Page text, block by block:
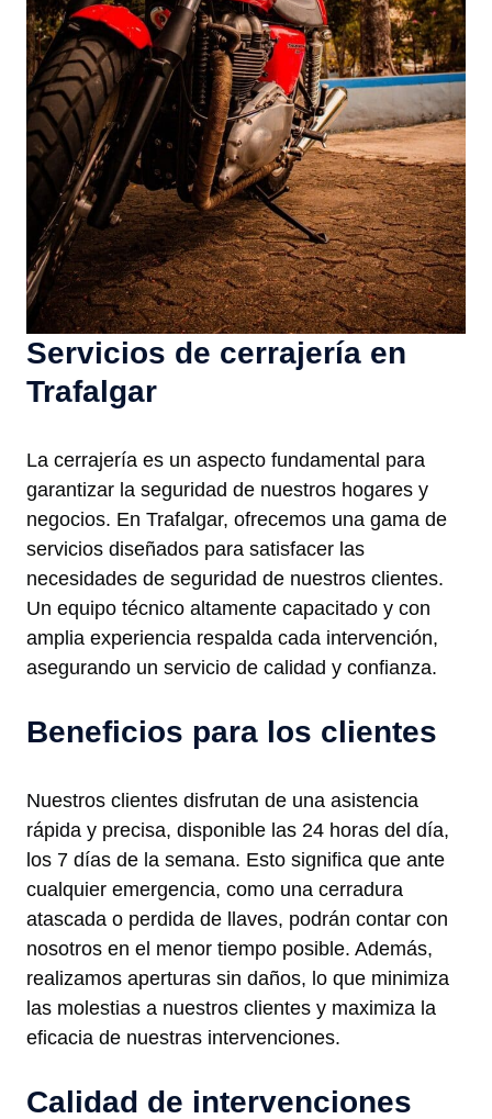
Servicios de cerrajería en
Trafalgar
La cerrajería es un aspecto fundamental para
garantizar la seguridad de nuestros hogares y
negocios. En Trafalgar, ofrecemos una gama de
servicios diseñados para satisfacer las
necesidades de seguridad de nuestros clientes.
Un equipo técnico altamente capacitado y con
amplia experiencia respalda cada intervención,
asegurando un servicio de calidad y confianza.
Beneficios para los clientes
Nuestros clientes disfrutan de una asistencia
rápida y precisa, disponible las 24 horas del día,
los 7 días de la semana. Esto significa que ante
cualquier emergencia, como una cerradura
atascada o perdida de llaves, podrán contar con
nosotros en el menor tiempo posible. Además,
realizamos aperturas sin daños, lo que minimiza
las molestias a nuestros clientes y maximiza la
eficacia de nuestras intervenciones.
Calidad de intervenciones